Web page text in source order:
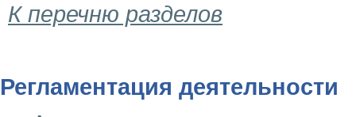
К перечню разделов
Регламентация деятельности